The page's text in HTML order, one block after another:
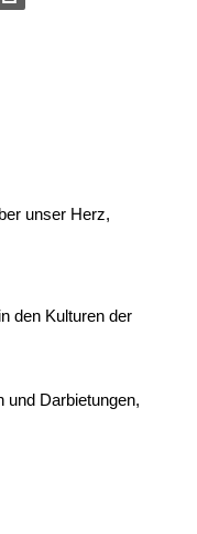
unser Herz,
den Kulturen der
und Darbietungen,